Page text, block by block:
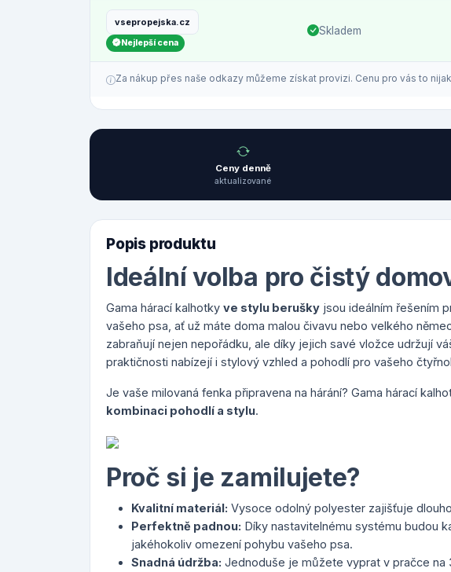
vsepropejska.cz
Nejlepší cena
Skladem
Za nákup přes naše odkazy můžeme získat provizi. Cenu pro vás to
Ceny denně
aktualizované
Popis produktu
Ideální volba pro čistý
Gama hárací kalhotky ve stylu berušky jsou ideálním řešením
vašeho psa, ať už máte doma malou čivavu nebo velkého
zabraňují nejen nepořádku, ale díky jejich savé vložce udržují
praktičnosti nabízejí i stylový vzhled a pohodlí pro vašeho
Je vaše milovaná fenka připravena na hárání? Gama hárací
kombinaci pohodlí a stylu.
Proč si je zamilujete?
Kvalitní materiál: Vysoce odolný polyester zajišťuje
Perfektně padnou: Díky nastavitelnému systému budou
jakéhokoliv omezení pohybu vašeho psa.
Snadná údržba: Jednoduše je můžete vyprat v pračce na